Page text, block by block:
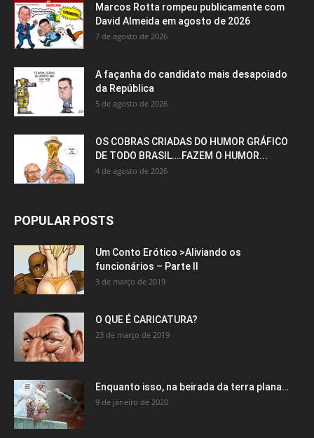
Marcos Rotta rompeu publicamente com
David Almeida em agosto de 2026
7 de agosto de 2026
A façanha do candidato mais desapoiado
da República
5 de agosto de 2026
OS COBRAS CRIADAS DO HUMOR GRÁFICO
DE TODO BRASIL….FAZEM O HUMOR...
4 de agosto de 2026
POPULAR POSTS
Um Conto Erótico >Aliviando os
funcionários – Parte II
3 de março de 2019
O QUE É CARICATURA?
23 de março de 2019
Enquanto isso, na beirada da terra plana…
9 de janeiro de 2020